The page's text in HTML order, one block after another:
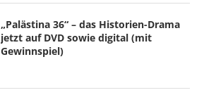
„Palästina 36“ – das Historien-Drama
jetzt auf DVD sowie digital (mit
Gewinnspiel)